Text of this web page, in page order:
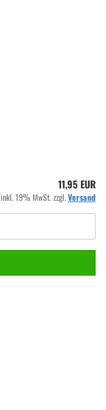
11,95 EUR
inkl. 19% MwSt. zzgl.Versand